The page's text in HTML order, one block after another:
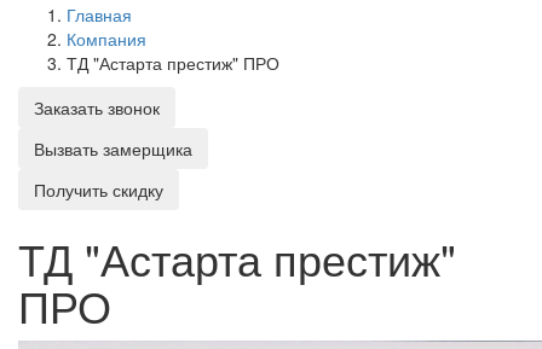
Главная
Компания
ТД "Астарта престиж" ПРО
Заказать звонок
Вызвать замерщика
Получить скидку
ТД "Астарта престиж"
ПРО